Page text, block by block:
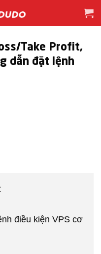
Take Profit,
dẫn đặt lệnh
điều kiện VPS cơ